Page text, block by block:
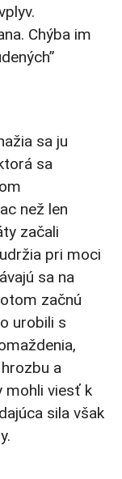
Chýba im
sa ju
sa
než len
začali
pri moci
sa na
začnú
urobili s
a
mohli viesť k
sila však